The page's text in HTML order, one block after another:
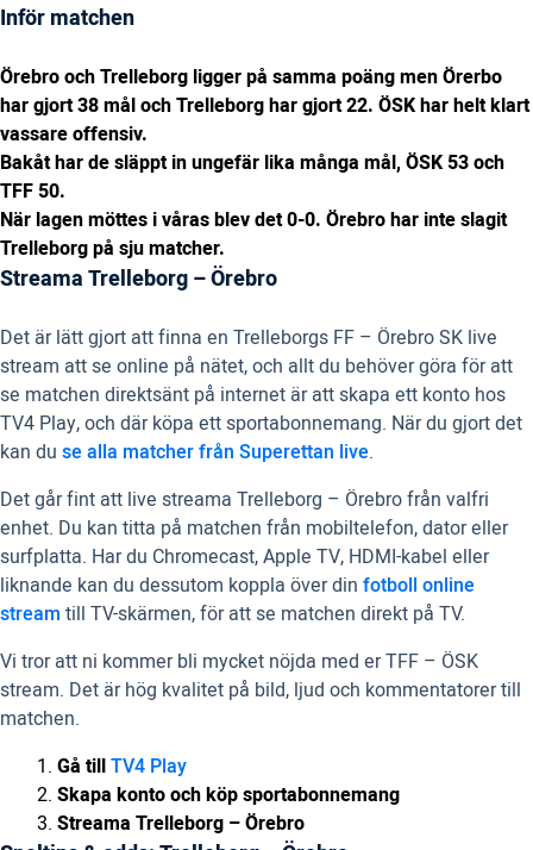
Inför matchen
Örebro och Trelleborg ligger på samma poäng men Örerbo
har gjort 38 mål och Trelleborg har gjort 22. ÖSK har helt klart
vassare offensiv.
Bakåt har de släppt in ungefär lika många mål, ÖSK 53 och
TFF 50.
När lagen möttes i våras blev det 0-0. Örebro har inte slagit
Trelleborg på sju matcher.
Streama Trelleborg – Örebro
Det är lätt gjort att finna en Trelleborgs FF – Örebro SK live
stream att se online på nätet, och allt du behöver göra för att
se matchen direktsänt på internet är att skapa ett konto hos
TV4 Play, och där köpa ett sportabonnemang. När du gjort det
kan du se alla matcher från Superettan live.
Det går fint att live streama Trelleborg – Örebro från valfri
enhet. Du kan titta på matchen från mobiltelefon, dator eller
surfplatta. Har du Chromecast, Apple TV, HDMI-kabel eller
liknande kan du dessutom koppla över din fotboll online
stream till TV-skärmen, för att se matchen direkt på TV.
Vi tror att ni kommer bli mycket nöjda med er TFF – ÖSK
stream. Det är hög kvalitet på bild, ljud och kommentatorer till
matchen.
Gå tillTV4 Play
Skapa konto och köp sportabonnemang
Streama Trelleborg – Örebro